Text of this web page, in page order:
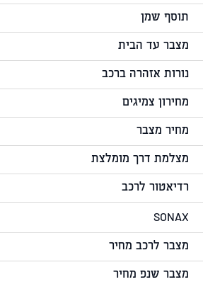
תוסף שמן
מצבר עד הבית
נורות אזהרה ברכב
מחירון צמיגים
מחיר מצבר
מצלמת דרך מומלצת
רדיאטור לרכב
SONAX
מצבר לרכב מחיר
מצבר שנפ מחיר